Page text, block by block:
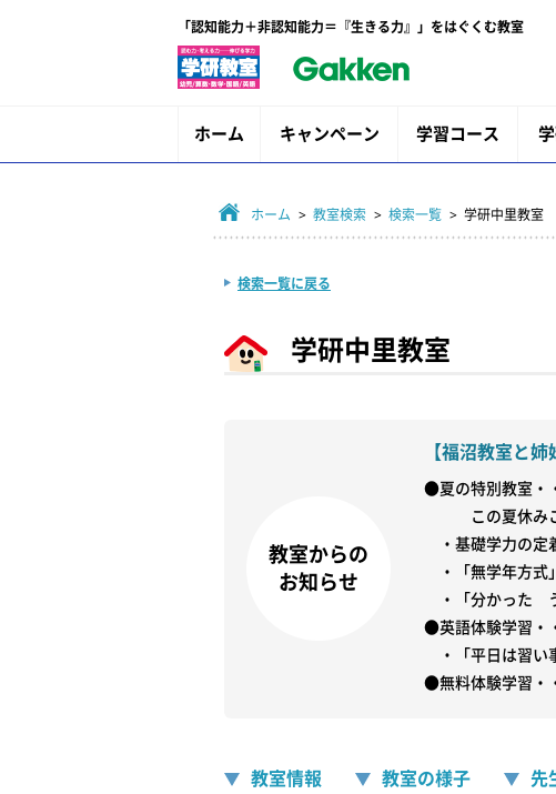
「認知能力＋非認知能力＝『生きる力』」をはぐくむ教室
ホーム キャンペーン 学習コース
ホーム > 教室検索 > 検索一覧 > 学研中里教室
検索一覧に戻る
学研中里教室
教室からの
お知らせ
【福沼教室と
●夏の特別教室・
この夏休みこ
・基礎学力の定
・「無学年方式
・「分かった　
●英語体験学習・
・「平日は習い
●無料体験学習・
教室情報 教室の様子 先